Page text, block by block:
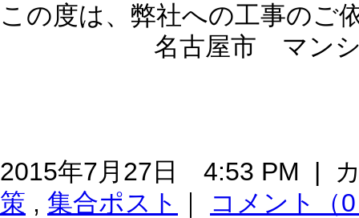
この度は、弊社への工事のご
名古屋市 マン
2015年7月27日 4:53 PM |
策 , 集合ポスト
コメント（